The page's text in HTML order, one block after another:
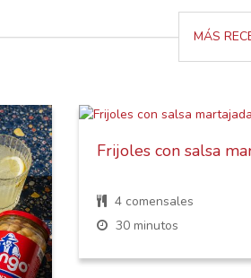
MÁS
Frijoles con salsa
4 comensales
30 minutos